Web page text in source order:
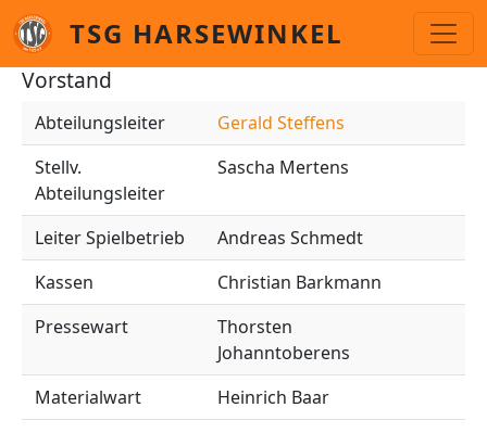
Skip to main content
TSG HARSEWINKEL
Vorstand
Abteilungsleiter
Gerald Steffens
Stellv.
Abteilungsleiter
Sascha Mertens
Leiter Spielbetrieb
Andreas Schmedt
Kassen
Christian Barkmann
Pressewart
Thorsten
Johanntoberens
Materialwart
Heinrich Baar